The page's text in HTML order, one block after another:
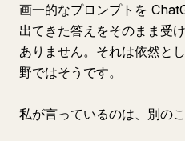
画一的なプロンプトを
出てきた答えをそのまま受
ありません。それは依然と
野ではそうです。
私が言っているのは、別のこ